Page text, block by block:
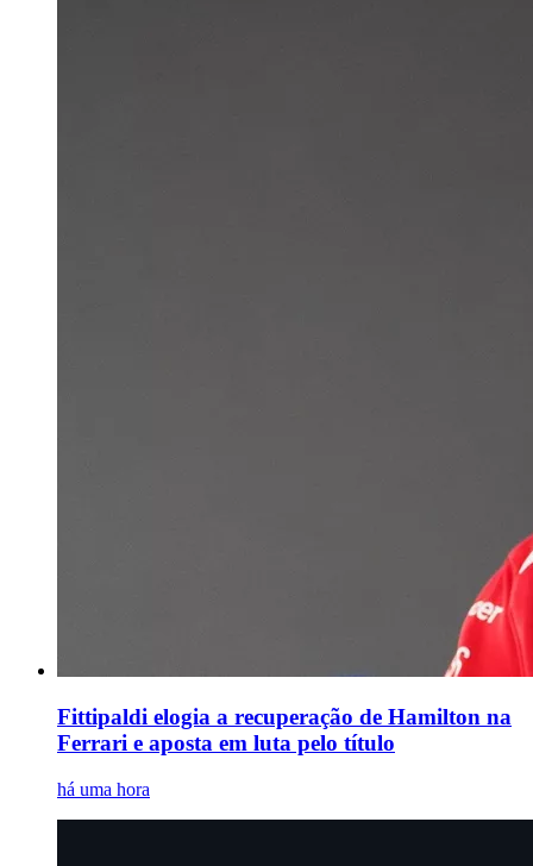
Fittipaldi elogia a recuperação de Hamilton na
Ferrari e aposta em luta pelo título
há uma hora